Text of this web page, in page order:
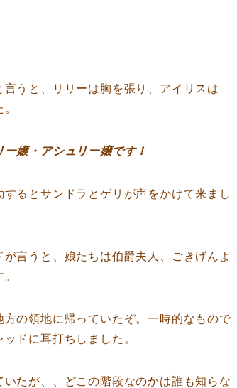
うと、リリーは胸を張り、アイリスは
嬢・アシュリー嬢です！
るとサンドラとゲリが声をかけて来まし
言うと、娘たちは伯爵夫人、ごきげんよ
の領地に帰っていたぞ。一時的なもので
ドに耳打ちしました。
たが、、どこの階段なのかは誰も知らな